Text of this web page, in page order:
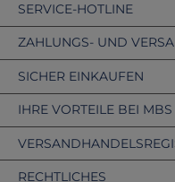
SERVICE-HOTLINE
ZAHLUNGS- UND
SICHER EINKAUFEN
IHRE VORTEILE BEI MBS
RECHTLICHES